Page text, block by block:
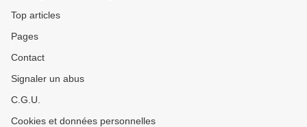
Top articles
Pages
Contact
Signaler un abus
C.G.U.
Cookies et données personnelles